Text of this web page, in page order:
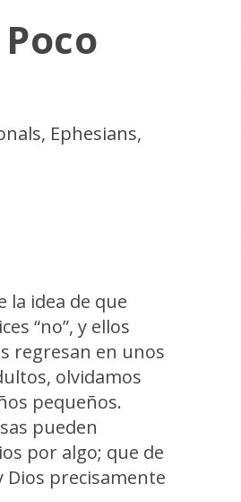
, Ephesians,
la idea de que
“no”, y ellos
regresan en unos
olvidamos
pequeños.
pueden
por algo; que de
precisamente